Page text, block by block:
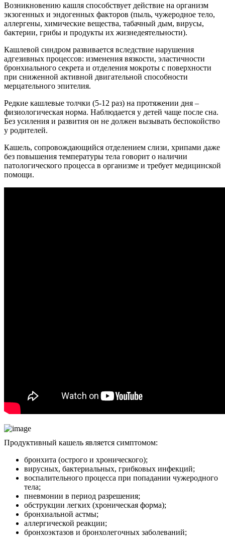
Возникновению кашля способствует действие на организм
экзогенных и эндогенных факторов (пыль, чужеродное тело,
аллергены, химические вещества, табачный дым, вирусы,
бактерии, грибы и продукты их жизнедеятельности).
Кашлевой синдром развивается вследствие нарушения
адгезивных процессов: изменения вязкости, эластичности
бронхиального секрета и отделения мокроты с поверхности
при сниженной активной двигательной способности
мерцательного эпителия.
Редкие кашлевые толчки (5-12 раз) на протяжении дня –
физиологическая норма. Наблюдается у детей чаще после сна.
Без усиления и развития он не должен вызывать беспокойство
у родителей.
Кашель, сопровождающийся отделением слизи, хрипами даже
без повышения температуры тела говорит о наличии
патологического процесса в организме и требует медицинской
помощи.
Продуктивный кашель является симптомом:
бронхита (острого и хронического);
вирусных, бактериальных, грибковых инфекций;
воспалительного процесса при попадании чужеродного
тела;
пневмонии в период разрешения;
обструкции легких (хроническая форма);
бронхиальной астмы;
аллергической реакции;
бронхоэктазов и бронхолегочных заболеваний;